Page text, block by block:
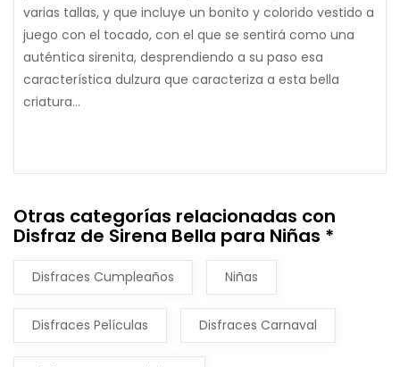
varias tallas, y que incluye un bonito y colorido vestido a
juego con el tocado, con el que se sentirá como una
auténtica sirenita, desprendiendo a su paso esa
característica dulzura que caracteriza a esta bella
criatura...
Otras categorías relacionadas con
Disfraz de Sirena Bella para Niñas *
Disfraces Cumpleaños Niñas
Disfraces Películas Disfraces Carnaval